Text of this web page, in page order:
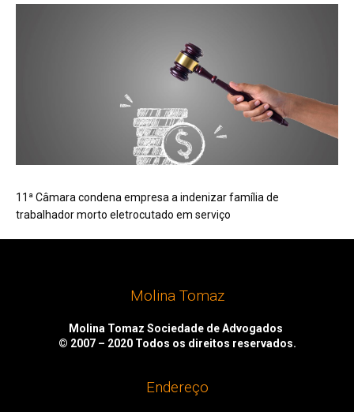
11ª Câmara condena empresa a indenizar família de
trabalhador morto eletrocutado em serviço
Molina Tomaz
Molina Tomaz Sociedade de Advogados
© 2007 – 2020 Todos os direitos reservados.
Endereço